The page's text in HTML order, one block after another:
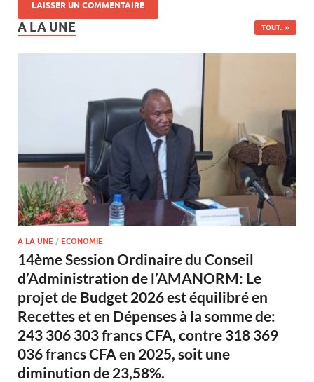
A LA UNE TOUT..
A LA UNE / ECONOMIE
14ème Session Ordinaire du Conseil
d’Administration de l’AMANORM: Le
projet de Budget 2026 est équilibré en
Recettes et en Dépenses à la somme de:
243 306 303 francs CFA, contre 318 369
036 francs CFA en 2025, soit une
diminution de 23,58%.